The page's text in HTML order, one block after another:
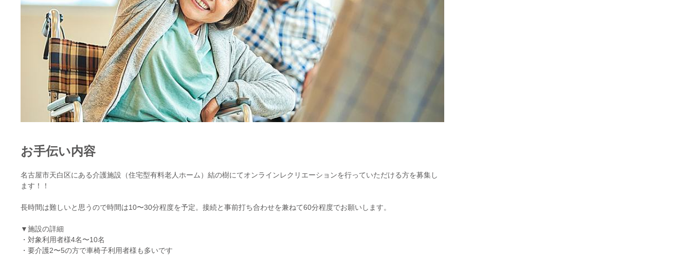
お手伝い内容
名古屋市天白区にある介護施設（住宅型有料老人ホーム）結の樹にてオンラインレクリエーションを行っていただける方を募集し
ます！！
長時間は難しいと思うので時間は10〜30分程度を予定。接続と事前打ち合わせを兼ねて60分程度でお願いします。
▼施設の詳細
・対象利用者様4名〜10名
・要介護2〜5の方で車椅子利用者様も多いです